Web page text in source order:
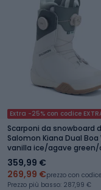
Extra -25% con codice
Scarponi da snowboard
Salomon Kiana Dual Boa
vanilla ice/agave green/
aqua
359,99 €
269,99 €prezzo con
Prezzo più basso: 287,99 €